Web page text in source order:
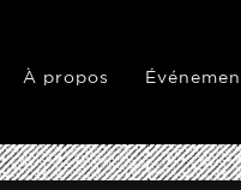
À propos